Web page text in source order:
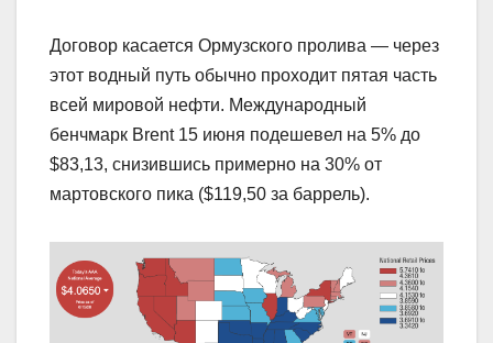
Договор касается Ормузского пролива — через
этот водный путь обычно проходит пятая часть
всей мировой нефти. Международный
бенчмарк Brent 15 июня подешевел на 5% до
$83,13, снизившись примерно на 30% от
мартовского пика ($119,50 за баррель).